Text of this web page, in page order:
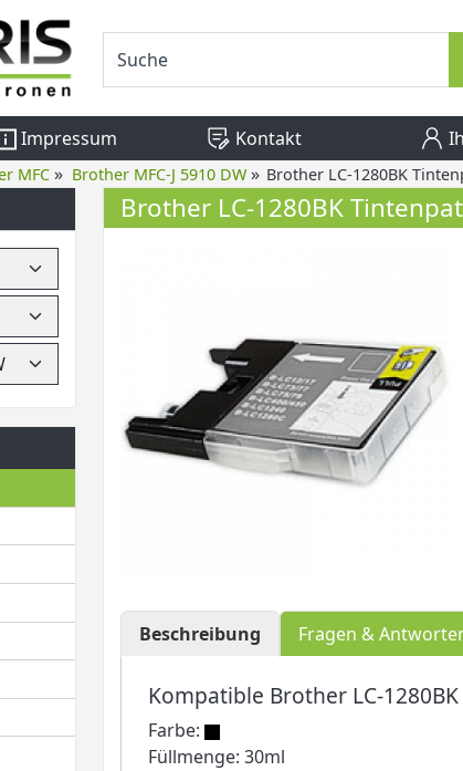
Impressum Kontakt
MFC » Brother MFC-J 5910 DW » Brother LC-1280BK
Brother LC-1280BK
Beschreibung Fragen &
Kompatible Brother LC-
Farbe:
Füllmenge: 30ml